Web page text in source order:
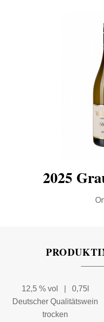
2025
12,5 % vol | 0,75l
Deutscher Qualitätswein
trocken